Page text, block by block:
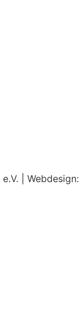
| Webdesign: